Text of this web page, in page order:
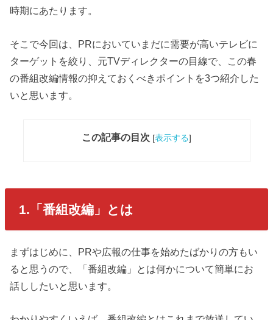
時期にあたります。
そこで今回は、PRにおいていまだに需要が高いテレビに
ターゲットを絞り、元TVディレクターの目線で、この春
の番組改編情報の抑えておくべきポイントを3つ紹介した
いと思います。
この記事の目次 [表示する]
1.「番組改編」とは
まずはじめに、PRや広報の仕事を始めたばかりの方もい
ると思うので、「番組改編」とは何かについて簡単にお
話ししたいと思います。